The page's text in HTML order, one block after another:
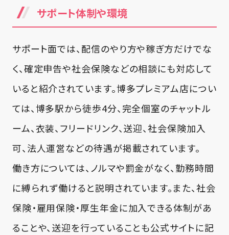
サポート体制や環境
サポート面では、配信のやり方や稼ぎ方だけでな
く、確定申告や社会保険などの相談にも対応して
いると紹介されています。博多プレミアム店につい
ては、博多駅から徒歩4分、完全個室のチャットル
ーム、衣装、フリードリンク、送迎、社会保険加入
可、法人運営などの待遇が掲載されています。
働き方については、ノルマや罰金がなく、勤務時間
に縛られず働けると説明されています。また、社会
保険・雇用保険・厚生年金に加入できる体制があ
ることや、送迎を行っていることも公式サイトに記